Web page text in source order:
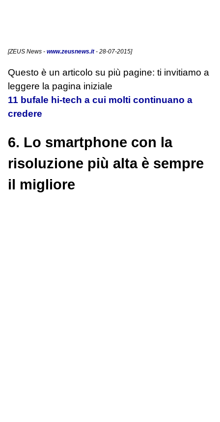
[ZEUS News - www.zeusnews.it- 28-07-2015]
Questo è un articolo su più pagine: ti invitiamo a
leggere la pagina iniziale
11 bufale hi-tech a cui molti continuano a
credere
6. Lo smartphone con la
risoluzione più alta è sempre
il migliore